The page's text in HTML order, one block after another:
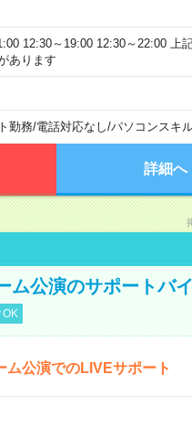
12:30～19:00 12:30～22:00 上
あります
勤務/電話対応なし/パソコンスキ
詳細へ
ム公演のサポートバ
OK
公演でのLIVEサポート